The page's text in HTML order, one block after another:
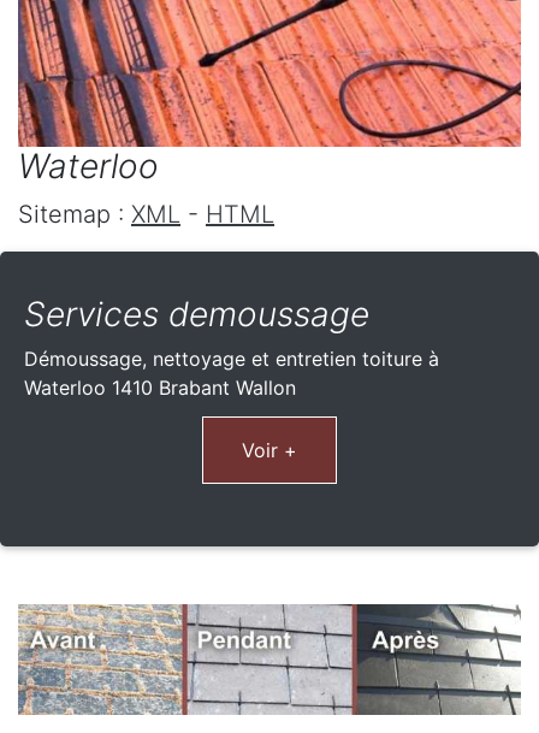
Waterloo
Sitemap : XML - HTML
Services demoussage
Démoussage, nettoyage et entretien toiture à
Waterloo 1410 Brabant Wallon
Voir +